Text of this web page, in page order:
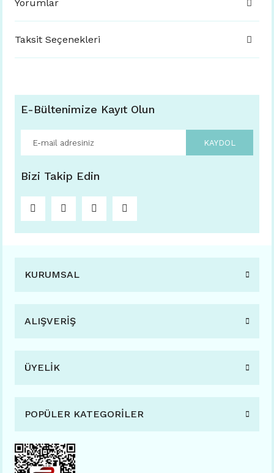
Yorumlar
Taksit Seçenekleri
E-Bültenimize Kayıt Olun
KAYDOL
Bizi Takip Edin
KURUMSAL
ALIŞVERİŞ
ÜYELİK
POPÜLER KATEGORİLER